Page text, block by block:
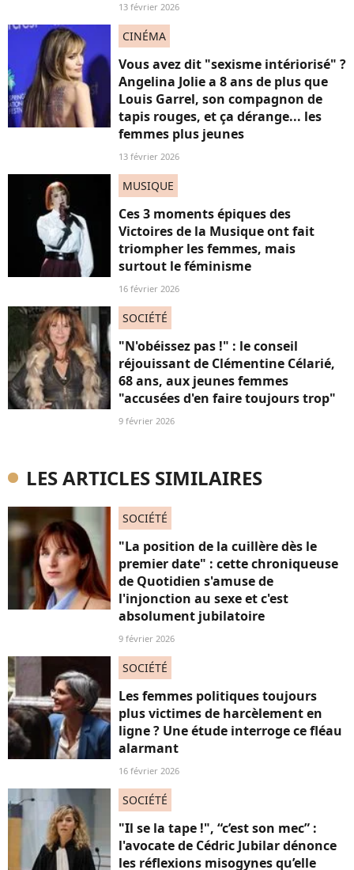
13 février 2026
CINÉMA
Vous avez dit "sexisme intériorisé" ?
Angelina Jolie a 8 ans de plus que
Louis Garrel, son compagnon de
tapis rouges, et ça dérange... les
femmes plus jeunes
13 février 2026
MUSIQUE
Ces 3 moments épiques des
Victoires de la Musique ont fait
triompher les femmes, mais
surtout le féminisme
16 février 2026
SOCIÉTÉ
"N'obéissez pas !" : le conseil
réjouissant de Clémentine Célarié,
68 ans, aux jeunes femmes
"accusées d'en faire toujours trop"
9 février 2026
LES ARTICLES SIMILAIRES
SOCIÉTÉ
"La position de la cuillère dès le
premier date" : cette chroniqueuse
de Quotidien s'amuse de
l'injonction au sexe et c'est
absolument jubilatoire
9 février 2026
SOCIÉTÉ
Les femmes politiques toujours
plus victimes de harcèlement en
ligne ? Une étude interroge ce fléau
alarmant
16 février 2026
SOCIÉTÉ
"Il se la tape !", “c’est son mec” :
l'avocate de Cédric Jubilar dénonce
les réflexions misogynes qu’elle